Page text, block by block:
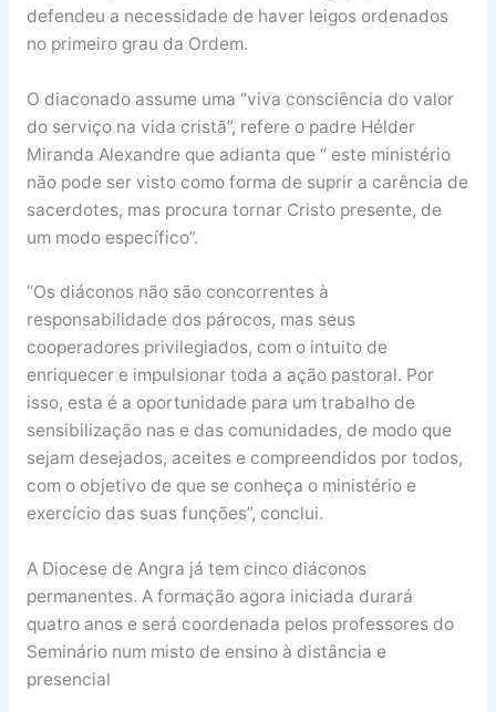
defendeu a necessidade de haver leigos ordenados
no primeiro grau da Ordem.
O diaconado assume uma “viva consciência do valor
do serviço na vida cristã”, refere o padre Hélder
Miranda Alexandre que adianta que “ este ministério
não pode ser visto como forma de suprir a carência de
sacerdotes, mas procura tornar Cristo presente, de
um modo específico”.
“Os diáconos não são concorrentes à
responsabilidade dos párocos, mas seus
cooperadores privilegiados, com o intuito de
enriquecer e impulsionar toda a ação pastoral. Por
isso, esta é a oportunidade para um trabalho de
sensibilização nas e das comunidades, de modo que
sejam desejados, aceites e compreendidos por todos,
com o objetivo de que se conheça o ministério e
exercício das suas funções”, conclui.
A Diocese de Angra já tem cinco diáconos
permanentes. A formação agora iniciada durará
quatro anos e será coordenada pelos professores do
Seminário num misto de ensino à distância e
presencial